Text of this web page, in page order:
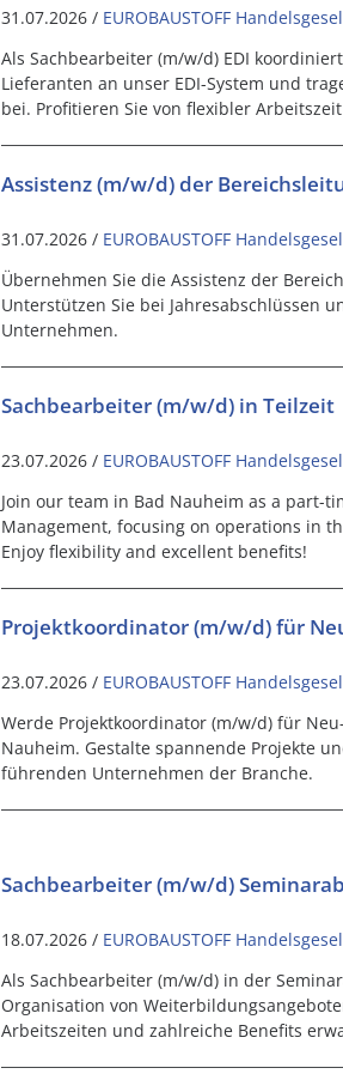
31.07.2026 / EUROBAUSTOFF
Als Sachbearbeiter (m/w/d) EDI
Lieferanten an unser EDI-System und
bei. Profitieren Sie von flexibler
Assistenz (m/w/d) der
31.07.2026 / EUROBAUSTOFF
Übernehmen Sie die Assistenz der
Unterstützen Sie bei Jahresabschlüssen
Unternehmen.
Sachbearbeiter (m/w/d) in Teilzeit
23.07.2026 / EUROBAUSTOFF
Join our team in Bad Nauheim as a part-
Management, focusing on operations in
Enjoy flexibility and excellent benefits!
Projektkoordinator (m/w/d) für
23.07.2026 / EUROBAUSTOFF
Werde Projektkoordinator (m/w/d) für
Nauheim. Gestalte spannende Projekte
führenden Unternehmen der Branche.
Sachbearbeiter (m/w/d)
18.07.2026 / EUROBAUSTOFF
Als Sachbearbeiter (m/w/d) in der
Organisation von
Arbeitszeiten und zahlreiche Benefits